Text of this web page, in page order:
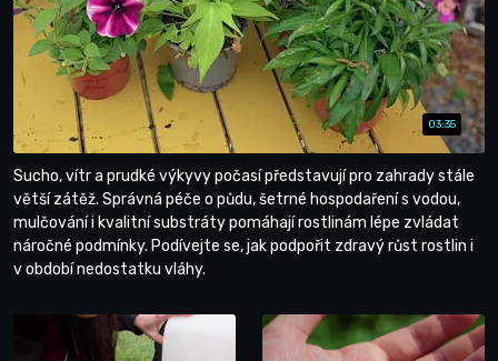
03:35
Sucho, vítr a prudké výkyvy počasí představují pro zahrady stále
větší zátěž. Správná péče o půdu, šetrné hospodaření s vodou,
mulčování i kvalitní substráty pomáhají rostlinám lépe zvládat
náročné podmínky. Podívejte se, jak podpořit zdravý růst rostlin i
v období nedostatku vláhy.